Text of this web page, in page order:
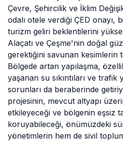
Çevre, Şehircilik ve İklim
odalı otele verdiği ÇED onayı,
turizm geliri beklentilerini
Alaçatı ve Çeşme'nin doğal
gerektiğini savunan kesimlerin
Bölgede artan yapılaşma,
yaşanan su sıkıntıları ve
sorunları da beraberinde
projesinin, mevcut altyapı
etkileyeceği ve bölgenin eşsiz
koruyabileceği, önümüzdeki
yönetimlerin hem de sivil